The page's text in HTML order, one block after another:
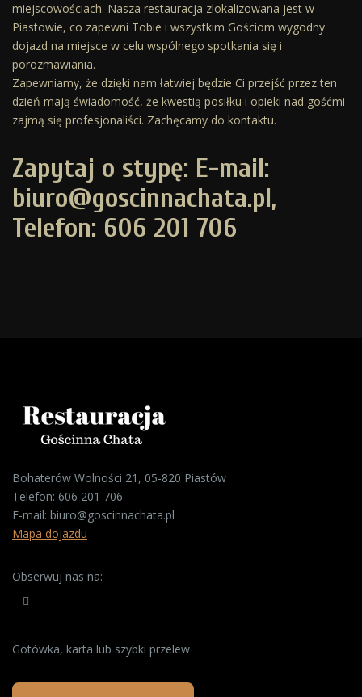
miejscowościach. Nasza restauracja zlokalizowana jest w
Piastowie, co zapewni Tobie i wszystkim Gościom wygodny
dojazd na miejsce w celu wspólnego spotkania się i
porozmawiania.
Zapewniamy, że dzięki nam łatwiej będzie Ci przejść przez ten
dzień mają świadomość, że kwestią posiłku i opieki nad gośćmi
zajmą się profesjonaliści. Zachęcamy do kontaktu.
Zapytaj o stypę: E-mail:
biuro@goscinnachata.pl,
Telefon: 606 201 706
Bohaterów Wolności 21, 05-820 Piastów
Telefon: 606 201 706
E-mail: biuro@goscinnachata.pl
Mapa dojazdu
Obserwuj nas na:
Gotówka, karta lub szybki przelew